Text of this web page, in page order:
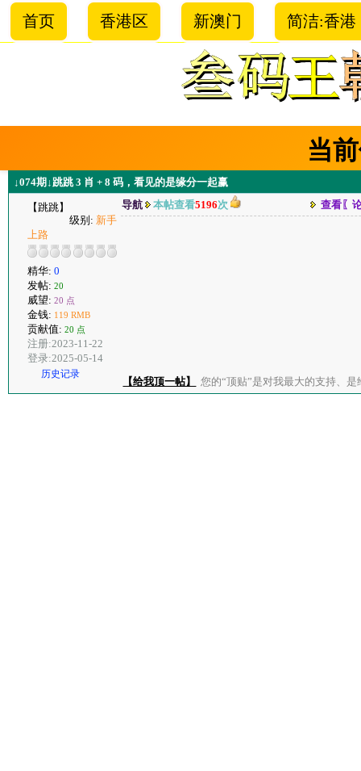
首页 香港区 新澳门 简洁:香港
当
↓074期↓跳跳 3 肖 + 8 码，看见的是缘分一起赢
【跳跳】
级别: 新手
上路
精华: 0
发帖: 20
威望: 20 点
金钱: 119 RMB
贡献值: 20 点
注册:2023-11-22
登录:2025-05-14
历史记录
导航 本帖查看5196次 查看〖
【给我顶一帖】 您的“顶贴”是对我最大的支持、